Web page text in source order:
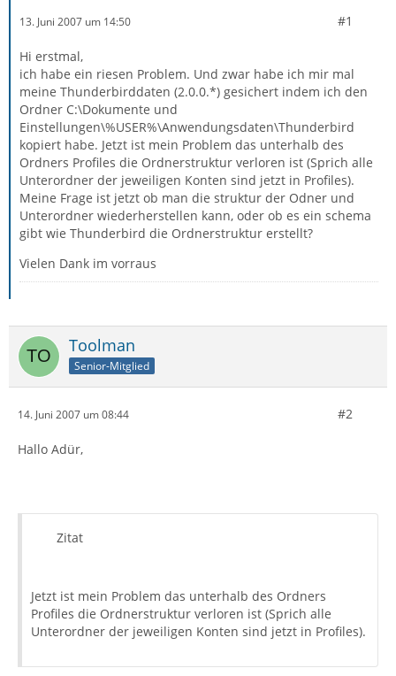
13. Juni 2007 um 14:50 #1
Hi erstmal,
ich habe ein riesen Problem. Und zwar habe ich mir mal
meine Thunderbirddaten (2.0.0.*) gesichert indem ich den
Ordner C:\Dokumente und
Einstellungen\%USER%\Anwendungsdaten\Thunderbird
kopiert habe. Jetzt ist mein Problem das unterhalb des
Ordners Profiles die Ordnerstruktur verloren ist (Sprich alle
Unterordner der jeweiligen Konten sind jetzt in Profiles).
Meine Frage ist jetzt ob man die struktur der Odner und
Unterordner wiederherstellen kann, oder ob es ein schema
gibt wie Thunderbird die Ordnerstruktur erstellt?
Vielen Dank im vorraus
Toolman
Senior-Mitglied
14. Juni 2007 um 08:44 #2
Hallo Adür,
Zitat
Jetzt ist mein Problem das unterhalb des Ordners
Profiles die Ordnerstruktur verloren ist (Sprich alle
Unterordner der jeweiligen Konten sind jetzt in Profiles).